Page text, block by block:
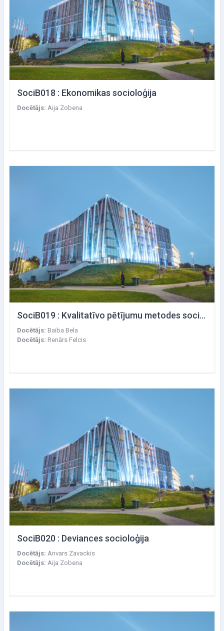
SociB018 : Ekonomikas socioloģija
Docētājs: Aija Zobena
SociB019 : Kvalitatīvo pētījumu metodes socioloģijā
Docētājs: Baiba Bela
Docētājs: Renārs Felcis
SociB020 : Deviances socioloģija
Docētājs: Anvars Zavackis
Docētājs: Aija Zobena